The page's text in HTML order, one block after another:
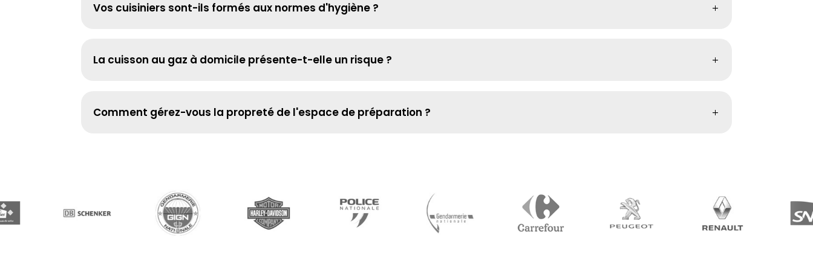
Vos cuisiniers sont-ils formés aux normes d'hygiène ?
La cuisson au gaz à domicile présente-t-elle un risque ?
Comment gérez-vous la propreté de l'espace de préparation ?